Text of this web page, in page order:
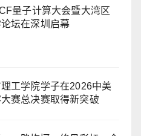
量子计算大会暨大湾区
坛在深圳启幕
工学院学子在2026中美
赛总决赛取得新突破